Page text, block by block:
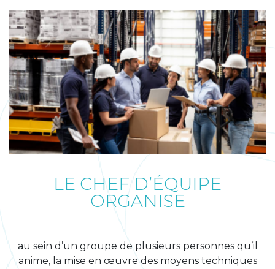
LE CHEF D’ÉQUIPE
ORGANISE
au sein d’un groupe de plusieurs personnes qu’il
anime, la mise en œuvre des moyens techniques